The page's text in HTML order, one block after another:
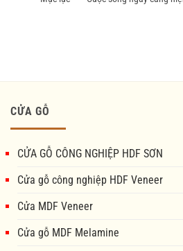
CỬA GỖ
CỬA GỖ CÔNG NGHIỆP HDF SƠN
Cửa gỗ công nghiệp HDF Veneer
Cửa MDF Veneer
Cửa gỗ MDF Melamine